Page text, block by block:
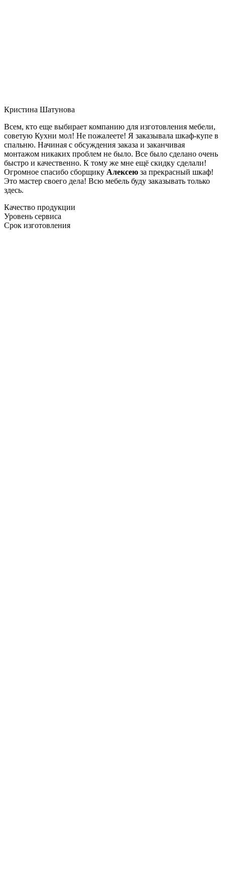
Кристина Шатунова
Всем, кто еще выбирает компанию для изготовления мебели,
советую Кухни мол! Не пожалеете! Я заказывала шкаф-купе в
спальню. Начиная с обсуждения заказа и заканчивая
монтажом никаких проблем не было. Все было сделано очень
быстро и качественно. К тому же мне ещё скидку сделали!
Огромное спасибо сборщику Алексею за прекрасный шкаф!
Это мастер своего дела! Всю мебель буду заказывать только
здесь.
Качество продукции
Уровень сервиса
Срок изготовления